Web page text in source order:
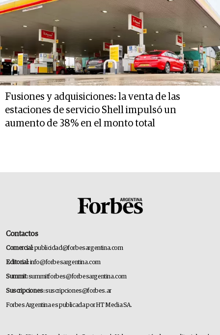
Fusiones y adquisiciones: la venta de las
estaciones de servicio Shell impulsó un
aumento de 38% en el monto total
Contactos
Comercial:publicidad@forbesargentina.com
Editorial:info@forbesargentina.com
Summit:summitforbes@forbesargentina.com
Suscripciones:suscripciones@forbes.ar
Forbes Argentina es publicada por HT Media SA.